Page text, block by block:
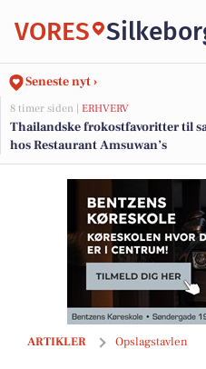
VORES
Seneste nyt ›
8 timer siden | ERHVERV
Thailandske frokostfavoritter til
hos Restaurant Amsuwan’s
ARTIKLER Opslagstavlen
CD Bolig præsenterer